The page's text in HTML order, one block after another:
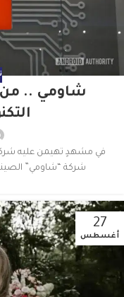
شاومي ..
في مشهدٍ تهيمن عليه
شركة “شاومي”
27
أغسطس